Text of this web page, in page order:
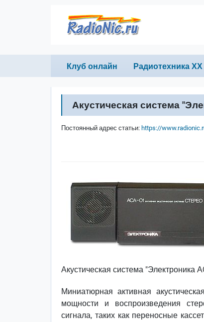
Primary links
Клуб онлайн Радиотехника ХХ
Акустическая система
Постоянный адрес статьи: https://
Акустическая система "Электроника
Миниатюрная активная
мощности и воспроизведения
сигнала, таких как переносные